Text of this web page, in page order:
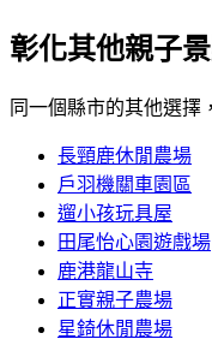
彰化其他親子
同一個縣市的其他選擇
長頸鹿休閒農場
戶羽機關車園區
遛小孩玩具屋
田尾怡心園遊戲場
鹿港龍山寺
正實親子農場
星錡休閒農場